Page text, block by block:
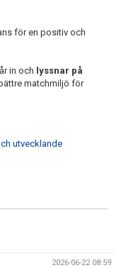
för en positiv och
in och lyssnar på
matchmiljö för
utvecklande
2026-06-22 08:59